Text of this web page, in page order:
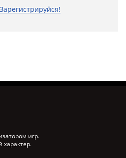
Зарегистрируйся!
игр.